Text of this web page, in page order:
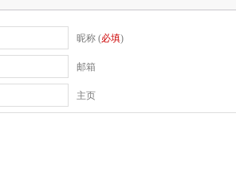
昵称 (必填)
邮箱
主页